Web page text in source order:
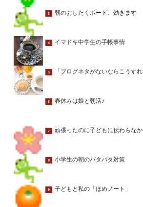
3 朝のおしたくボード、効きます
4 イマドキ中学生の手帳事情
5 「ブログネタがないならこうす
6 春休みは娘と朝活♪
7 頑張ったのに子どもに伝わらな
8 小学生の朝のバタバタ対策
9 子どもと私の「ほめノート」